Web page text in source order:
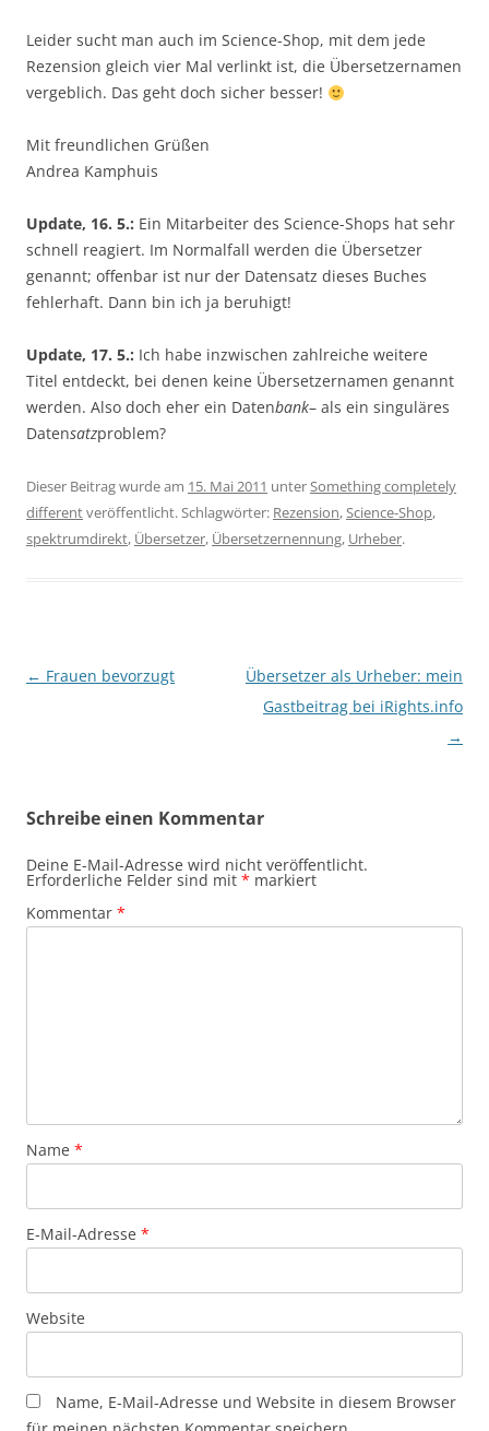
Leider sucht man auch im Science-Shop, mit dem jede
Rezension gleich vier Mal verlinkt ist, die Übersetzernamen
vergeblich. Das geht doch sicher besser!
Mit freundlichen Grüßen
Andrea Kamphuis
Update, 16. 5.: Ein Mitarbeiter des Science-Shops hat sehr
schnell reagiert. Im Normalfall werden die Übersetzer
genannt; offenbar ist nur der Datensatz dieses Buches
fehlerhaft. Dann bin ich ja beruhigt!
Update, 17. 5.: Ich habe inzwischen zahlreiche weitere
Titel entdeckt, bei denen keine Übersetzernamen genannt
werden. Also doch eher ein Datenbank– als ein singuläres
Datensatzproblem?
Dieser Beitrag wurde am 15. Mai 2011 unterSomething completely
differentveröffentlicht. Schlagwörter: Rezension,Science-Shop,
spektrumdirekt, Übersetzer, Übersetzernennung, Urheber.
Beitragsnavigation
← Frauen bevorzugt
Übersetzer als Urheber: mein
Gastbeitrag bei iRights.info
→
Schreibe einen Kommentar
Deine E-Mail-Adresse wird nicht veröffentlicht.
Erforderliche Felder sind mit * markiert
Kommentar *
Name *
E-Mail-Adresse *
Website
Name, E-Mail-Adresse und Website in diesem Browser